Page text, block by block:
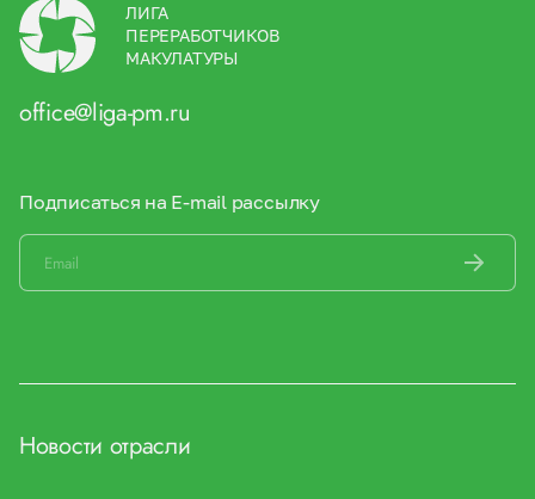
ЛИГА
ПЕРЕРАБОТЧИКОВ
МАКУЛАТУРЫ
office@liga-pm.ru
Подписаться на E-mail рассылку
Новости отрасли